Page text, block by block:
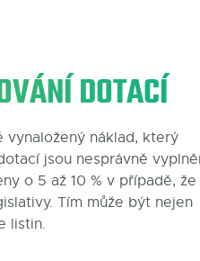
DOTACÍ
vynaložený náklad, který
jsou nesprávně
o 5 až 10 % v případě, že
Tím může být nejen
listin.